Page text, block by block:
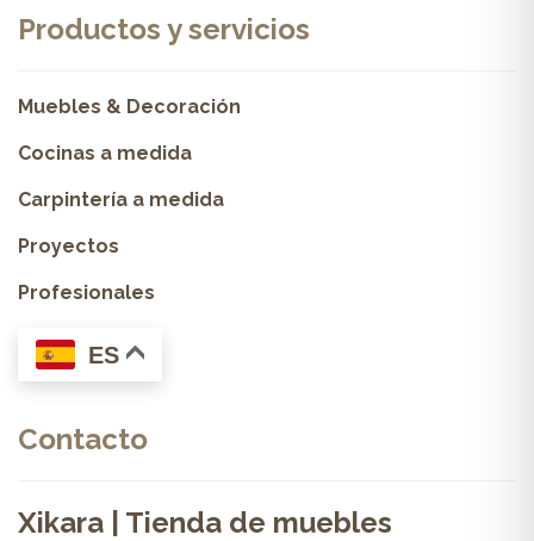
Productos y servicios
Muebles & Decoración
Cocinas a medida
Carpintería a medida
Proyectos
Profesionales
ES
Contacto
Xikara | Tienda de muebles